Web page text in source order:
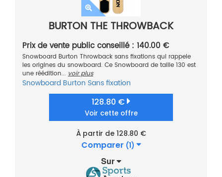
BURTON THE THROWBACK
Prix de vente public conseillé : 140.00 €
Snowboard Burton Throwback sans fixations qui rappele
les origines du snowboard. Ce Snowboard de taille 130 est
une réédition... voir plus
Snowboard Burton Sans fixation
128.80 €
Voir cette offre
À partir de 128.80 €
Comparer (1)
Sur